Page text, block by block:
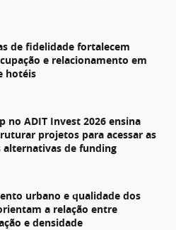
de fidelidade fortalecem
e relacionamento em
hotéis
no ADIT Invest 2026 ensina
projetos para acessar as
alternativas de funding
urbano e qualidade dos
a relação entre
e densidade